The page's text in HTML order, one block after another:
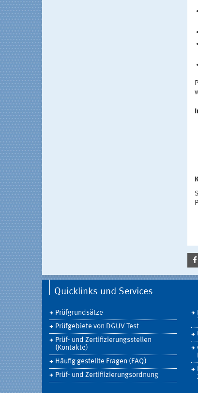
Quicklinks und Services
Prüfgrundsätze
Prüfgebiete von DGUV Test
Prüf- und Zertifizierungsstellen
(Kontakte)
Häufig gestellte Fragen (FAQ)
Prüf- und Zertifiizierungsordnung